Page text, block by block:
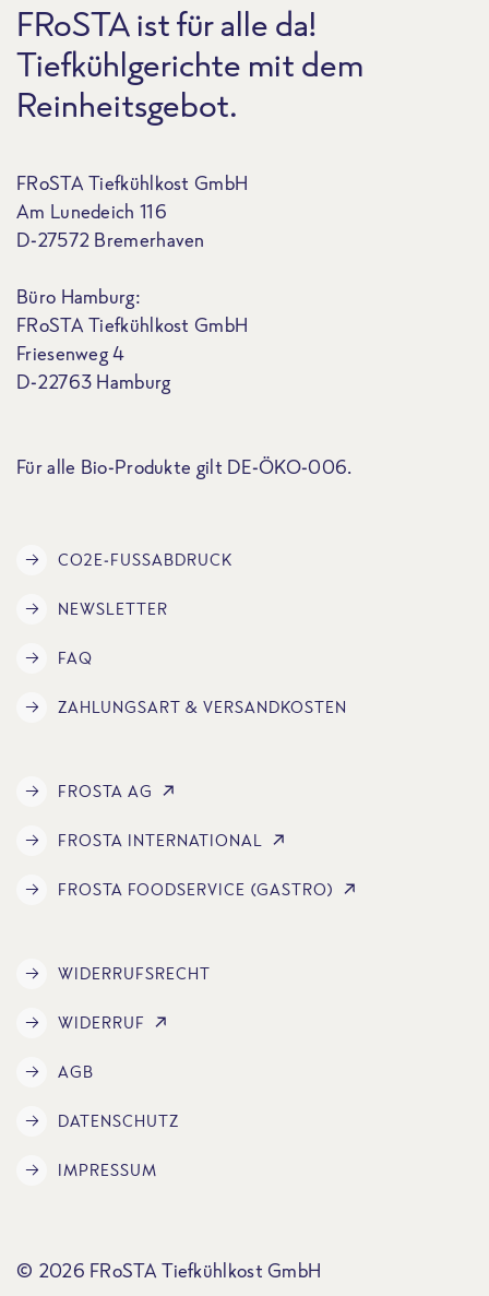
FRoSTA ist für alle da!
Tiefkühlgerichte mit dem
Reinheitsgebot.
FRoSTA Tiefkühlkost GmbH
Am Lunedeich 116
D-27572 Bremerhaven
Büro Hamburg:
FRoSTA Tiefkühlkost GmbH
Friesenweg 4
D-22763 Hamburg
Für alle Bio-Produkte gilt DE-ÖKO-006.
CO2E-FUSSABDRUCK
NEWSLETTER
FAQ
ZAHLUNGSART & VERSANDKOSTEN
FROSTA AG
FROSTA INTERNATIONAL
FROSTA FOODSERVICE (GASTRO)
WIDERRUFSRECHT
WIDERRUF
AGB
DATENSCHUTZ
IMPRESSUM
© 2026 FRoSTA Tiefkühlkost GmbH